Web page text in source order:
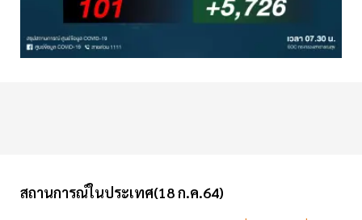
สถานการณ์ในประเทศ(18 ก.ค.64)